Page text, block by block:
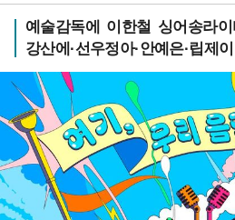
예술감독에 이한철 싱어송라이
강산에·선우정아·안예은·립제